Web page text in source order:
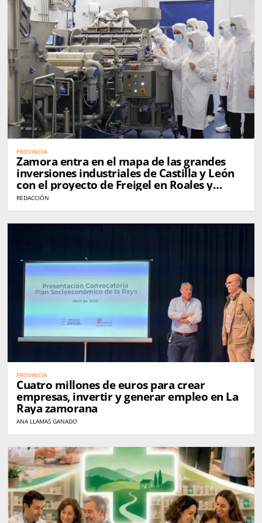
PROVINCIA
Zamora entra en el mapa de las grandes
inversiones industriales de Castilla y León
con el proyecto de Freigel en Roales y
Valcabado
REDACCIÓN
PROVINCIA
Cuatro millones de euros para crear
empresas, invertir y generar empleo en La
Raya zamorana
ANA LLAMAS GANADO